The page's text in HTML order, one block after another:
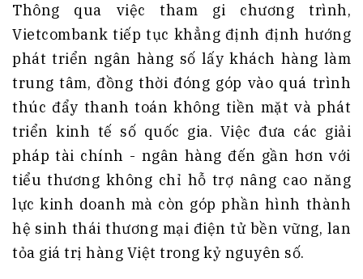
Thông qua việc tham gi chương trình,
Vietcombank tiếp tục khẳng định định hướng
phát triển ngân hàng số lấy khách hàng làm
trung tâm, đồng thời đóng góp vào quá trình
thúc đẩy thanh toán không tiền mặt và phát
triển kinh tế số quốc gia. Việc đưa các giải
pháp tài chính - ngân hàng đến gần hơn với
tiểu thương không chỉ hỗ trợ nâng cao năng
lực kinh doanh mà còn góp phần hình thành
hệ sinh thái thương mại điện tử bền vững, lan
tỏa giá trị hàng Việt trong kỷ nguyên số.